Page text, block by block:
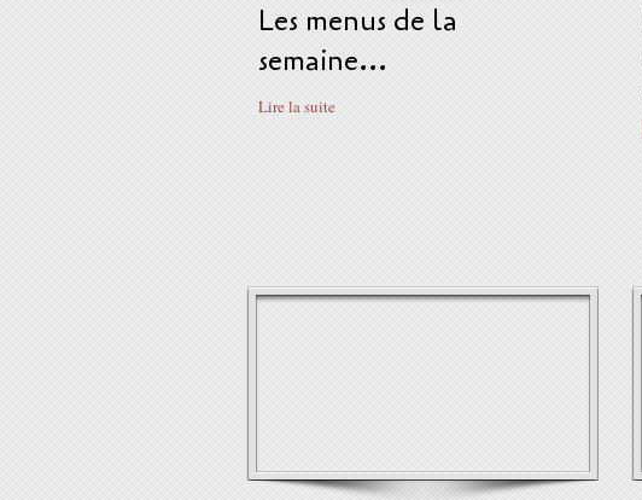
Les menus de la
semaine...
Lire la suite